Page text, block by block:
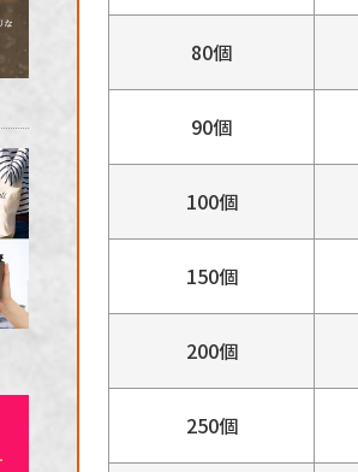
80個
90個
100個
150個
200個
250個